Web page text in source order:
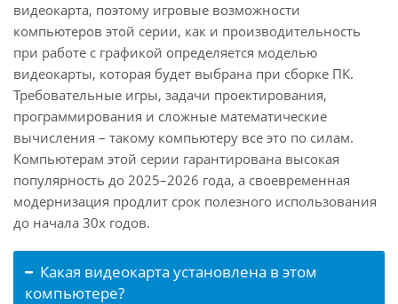
видеокарта, поэтому игровые возможности
компьютеров этой серии, как и производительность
при работе с графикой определяется моделью
видеокарты, которая будет выбрана при сборке ПК.
Требовательные игры, задачи проектирования,
программирования и сложные математические
вычисления – такому компьютеру все это по силам.
Компьютерам этой серии гарантирована высокая
популярность до 2025–2026 года, а своевременная
модернизация продлит срок полезного использования
до начала 30х годов.
Какая видеокарта установлена в этом
компьютере?